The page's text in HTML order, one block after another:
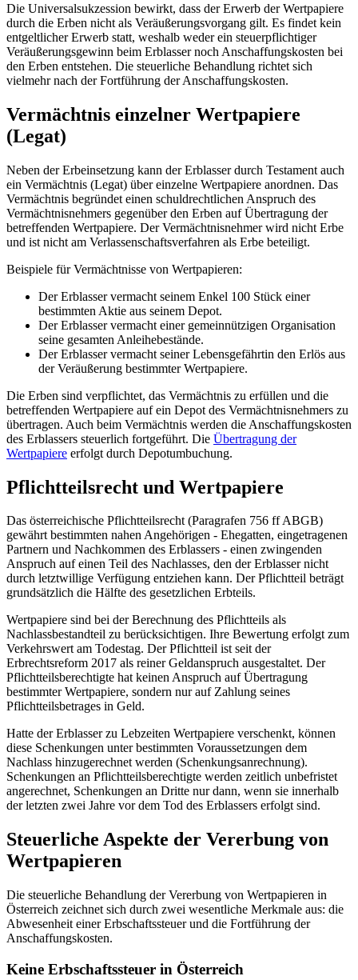
Die Universalsukzession bewirkt, dass der Erwerb der Wertpapiere
durch die Erben nicht als Veräußerungsvorgang gilt. Es findet kein
entgeltlicher Erwerb statt, weshalb weder ein steuerpflichtiger
Veräußerungsgewinn beim Erblasser noch Anschaffungskosten bei
den Erben entstehen. Die steuerliche Behandlung richtet sich
vielmehr nach der Fortführung der Anschaffungskosten.
Vermächtnis einzelner Wertpapiere
(Legat)
Neben der Erbeinsetzung kann der Erblasser durch Testament auch
ein Vermächtnis (Legat) über einzelne Wertpapiere anordnen. Das
Vermächtnis begründet einen schuldrechtlichen Anspruch des
Vermächtnisnehmers gegenüber den Erben auf Übertragung der
betreffenden Wertpapiere. Der Vermächtnisnehmer wird nicht Erbe
und ist nicht am Verlassenschaftsverfahren als Erbe beteiligt.
Beispiele für Vermächtnisse von Wertpapieren:
Der Erblasser vermacht seinem Enkel 100 Stück einer
bestimmten Aktie aus seinem Depot.
Der Erblasser vermacht einer gemeinnützigen Organisation
seine gesamten Anleihebestände.
Der Erblasser vermacht seiner Lebensgefährtin den Erlös aus
der Veräußerung bestimmter Wertpapiere.
Die Erben sind verpflichtet, das Vermächtnis zu erfüllen und die
betreffenden Wertpapiere auf ein Depot des Vermächtnisnehmers zu
übertragen. Auch beim Vermächtnis werden die Anschaffungskosten
des Erblassers steuerlich fortgeführt. Die Übertragung der
Wertpapiere erfolgt durch Depotumbuchung.
Pflichtteilsrecht und Wertpapiere
Das österreichische Pflichtteilsrecht (Paragrafen 756 ff ABGB)
gewährt bestimmten nahen Angehörigen - Ehegatten, eingetragenen
Partnern und Nachkommen des Erblassers - einen zwingenden
Anspruch auf einen Teil des Nachlasses, den der Erblasser nicht
durch letztwillige Verfügung entziehen kann. Der Pflichtteil beträgt
grundsätzlich die Hälfte des gesetzlichen Erbteils.
Wertpapiere sind bei der Berechnung des Pflichtteils als
Nachlassbestandteil zu berücksichtigen. Ihre Bewertung erfolgt zum
Verkehrswert am Todestag. Der Pflichtteil ist seit der
Erbrechtsreform 2017 als reiner Geldanspruch ausgestaltet. Der
Pflichtteilsberechtigte hat keinen Anspruch auf Übertragung
bestimmter Wertpapiere, sondern nur auf Zahlung seines
Pflichtteilsbetrages in Geld.
Hatte der Erblasser zu Lebzeiten Wertpapiere verschenkt, können
diese Schenkungen unter bestimmten Voraussetzungen dem
Nachlass hinzugerechnet werden (Schenkungsanrechnung).
Schenkungen an Pflichtteilsberechtigte werden zeitlich unbefristet
angerechnet, Schenkungen an Dritte nur dann, wenn sie innerhalb
der letzten zwei Jahre vor dem Tod des Erblassers erfolgt sind.
Steuerliche Aspekte der Vererbung von
Wertpapieren
Die steuerliche Behandlung der Vererbung von Wertpapieren in
Österreich zeichnet sich durch zwei wesentliche Merkmale aus: die
Abwesenheit einer Erbschaftssteuer und die Fortführung der
Anschaffungskosten.
Keine Erbschaftssteuer in Österreich